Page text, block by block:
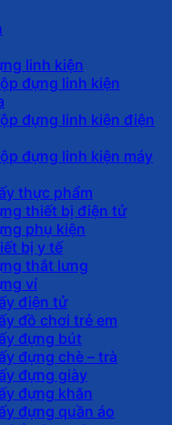
linh kiện
đựng linh kiện
đựng linh kiện điện
đựng linh kiện máy
thực phẩm
thiết bị điện tử
phụ kiện
bị y tế
thắt lưng
ví
điện tử
đồ chơi trẻ em
đựng bút
đựng chè – trà
đựng giày
đựng khăn
đựng quần áo